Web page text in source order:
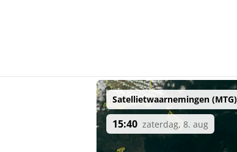
Satellietwaarnemingen
15:40 zaterdag, 8. aug